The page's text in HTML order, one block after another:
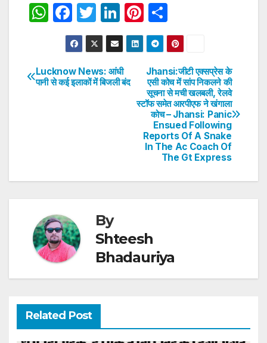
W
s
A
F
a
c
e
b
T
w
itt
er
Li
n
k
e
dI
Pi
nt
er
e
st
h
ar
e
Post
Jhansi:जीटी एक्सप्रेस के
एसी कोच में सांप निकलने की
सूचना से मची खलबली, रेलवे
स्टॉफ समेत आरपीएफ ने खंगाला
कोच – Jhansi: Panic
Ensued Following
Reports Of A Snake
In The Ac Coach Of
The Gt Express
Lucknow News: आंधी
पानी से कई इलाकों में बिजली बंद
By
Shteesh
Bhadauriya
Related Post